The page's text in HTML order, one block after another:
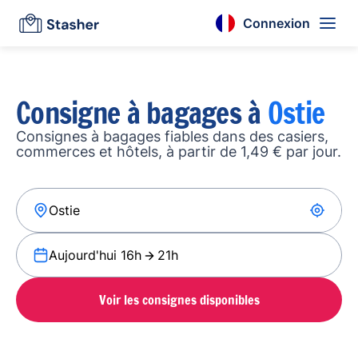
Connexion
Consigne à bagages àOstie
Consignes à bagages fiables dans des casiers,
commerces et hôtels, à partir de 1,49 € par jour.
Aujourd'hui 16h 21h
Voir les consignes disponibles